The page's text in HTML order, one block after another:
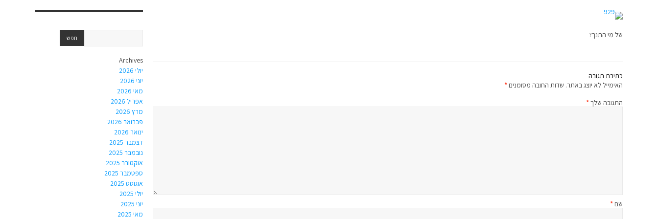
של מי התנך?
כתיבת תגובה
האימייל לא יוצג באתר. שדות החובה מסומנים*
התגובה שלך*
שם*
Archives
יולי 2026
יוני 2026
מאי 2026
אפריל 2026
מרץ 2026
פברואר 2026
ינואר 2026
דצמבר 2025
נובמבר 2025
אוקטובר 2025
ספטמבר 2025
אוגוסט 2025
יולי 2025
יוני 2025
מאי 2025